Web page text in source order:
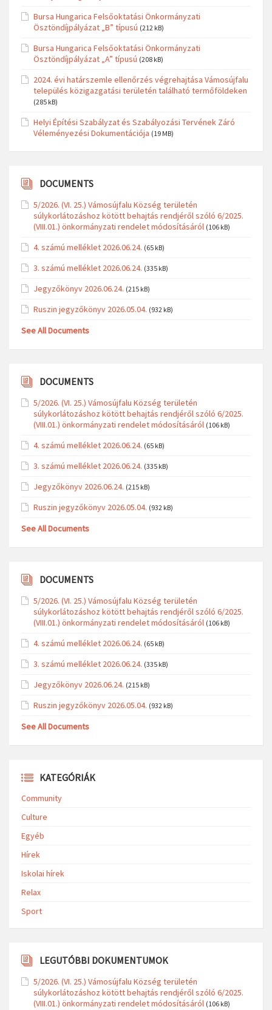
Bursa Hungarica Felsőoktatási Önkormányzati
Ösztöndíjpályázat „B” típusú (212 kB)
Bursa Hungarica Felsőoktatási Önkormányzati
Ösztöndíjpályázat „A” típusú (208 kB)
2024. évi határszemle ellenőrzés végrehajtása Vámosújfalu
település közigazgatási területén található termőföldeken
(285 kB)
Helyi Építési Szabályzat és Szabályozási Tervének Záró
Véleményezési Dokumentációja (19 MB)
DOCUMENTS
5/2026. (VI. 25.) Vámosújfalu Község területén
súlykorlátozáshoz kötött behajtás rendjéről szóló 6/2025.
(VIII.01.) önkormányzati rendelet módosításáról (106 kB)
4. számú melléklet 2026.06.24. (65 kB)
3. számú melléklet 2026.06.24. (335 kB)
Jegyzőkönyv 2026.06.24. (215 kB)
Ruszin jegyzőkönyv 2026.05.04. (932 kB)
See All Documents
DOCUMENTS
5/2026. (VI. 25.) Vámosújfalu Község területén
súlykorlátozáshoz kötött behajtás rendjéről szóló 6/2025.
(VIII.01.) önkormányzati rendelet módosításáról (106 kB)
4. számú melléklet 2026.06.24. (65 kB)
3. számú melléklet 2026.06.24. (335 kB)
Jegyzőkönyv 2026.06.24. (215 kB)
Ruszin jegyzőkönyv 2026.05.04. (932 kB)
See All Documents
DOCUMENTS
5/2026. (VI. 25.) Vámosújfalu Község területén
súlykorlátozáshoz kötött behajtás rendjéről szóló 6/2025.
(VIII.01.) önkormányzati rendelet módosításáról (106 kB)
4. számú melléklet 2026.06.24. (65 kB)
3. számú melléklet 2026.06.24. (335 kB)
Jegyzőkönyv 2026.06.24. (215 kB)
Ruszin jegyzőkönyv 2026.05.04. (932 kB)
See All Documents
KATEGÓRIÁK
Community
Culture
Egyéb
Hírek
Iskolai hírek
Relax
Sport
LEGUTÓBBI DOKUMENTUMOK
5/2026. (VI. 25.) Vámosújfalu Község területén
súlykorlátozáshoz kötött behajtás rendjéről szóló 6/2025.
(VIII.01.) önkormányzati rendelet módosításáról (106 kB)